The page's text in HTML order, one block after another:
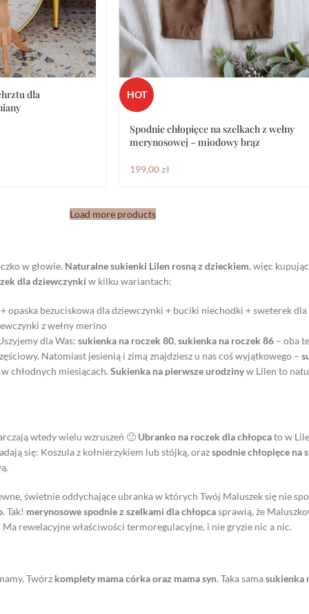
dla
HOT
Spodnie chłopięce na szelkach z wełny
merynosowej – miodowy brąz
199,00zł
Load more products
w głowie. Naturalne sukienki Lilen rosną z dzieckiem, więc
dla dziewczynki w kilku wariantach:
bezuciskowa dla dziewczynki + buciki niechodki + sweterek
z wełny merino
dla Was: sukienka na roczek 80, sukienka na roczek 86 – oba
Natomiast jesienią i zimą znajdziesz u nas coś wyjątkowego –
chłodnych miesiącach. Sukienka na pierwsze urodzinyw Lilen to
wtedy wielu wzruszeń 🙂 Ubranko na roczek dla chłopcato w
się: Koszula z kołnierzykiem lub stójką, orazspodnie chłopięce na
świetnie oddychające ubranka w których Twój Maluszek się nie
. Tak! merynosowe spodnie z szelkami dla chłopcasprawią, że
rewelacyjne właściwości termoregulacyjne, i nie gryzie nic a nic.
Twórz komplety mama córka oraz mama syn. Taka samasukienka